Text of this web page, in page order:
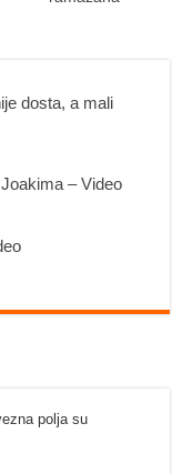
dosta, a mali
– Video
polja su